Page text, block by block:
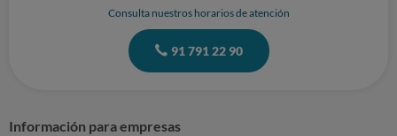
Consulta nuestros horarios de atención
91 791 22 90
Información para empresas